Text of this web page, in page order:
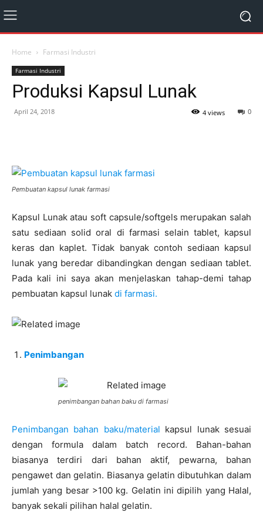
Home Farmasi Industri
Farmasi Industri
Produksi Kapsul Lunak
April 24, 2018 0
4 views
Pembuatan kapsul lunak farmasi
Kapsul Lunak atau soft capsule/softgels merupakan salah
satu sediaan solid oral di farmasi selain tablet, kapsul
keras dan kaplet. Tidak banyak contoh sediaan kapsul
lunak yang beredar dibandingkan dengan sediaan tablet.
Pada kali ini saya akan menjelaskan tahap-demi tahap
pembuatan kapsul lunak di farmasi.
Penimbangan
penimbangan bahan baku di farmasi
Penimbangan bahan baku/material kapsul lunak sesuai
dengan formula dalam batch record. Bahan-bahan
biasanya terdiri dari bahan aktif, pewarna, bahan
pengawet dan gelatin. Biasanya gelatin dibutuhkan dalam
jumlah yang besar >100 kg. Gelatin ini dipilih yang Halal,
banyak sekali pilihan halal gelatin.